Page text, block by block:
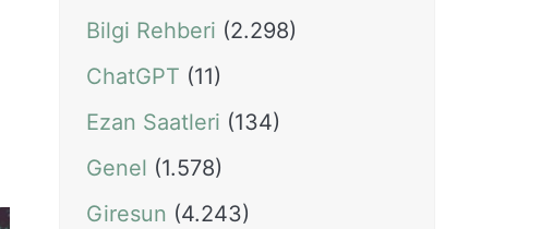
Bilgi Rehberi (2.298)
ChatGPT (11)
Ezan Saatleri (134)
Genel (1.578)
Giresun (4.243)